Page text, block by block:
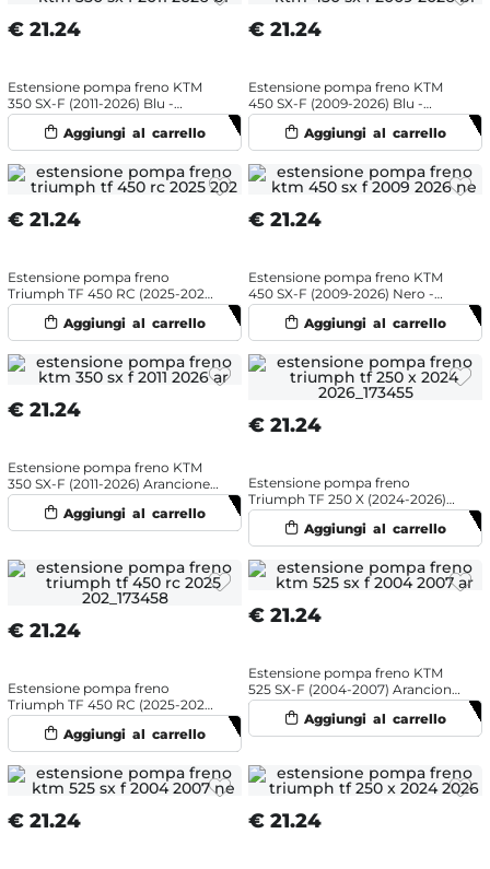
€ 21.24
Estensione pompa freno KTM
350 SX-F (2011-2026) Blu -
NRTeam
€ 21.24
Estensione pompa freno KTM
450 SX-F (2009-2026) Blu -
NRTeam
€ 21.24
Estensione pompa freno
Triumph TF 450 RC (2025-2026)
Arancione - NRTeam
€ 21.24
Estensione pompa freno KTM
450 SX-F (2009-2026) Nero -
NRTeam
€ 21.24
Estensione pompa freno KTM
350 SX-F (2011-2026) Arancione -
NRTeam
€ 21.24
Estensione pompa freno
Triumph TF 250 X (2024-2026)
Blu - NRTeam
€ 21.24
Estensione pompa freno
Triumph TF 450 RC (2025-2026)
Blu - NRTeam
€ 21.24
Estensione pompa freno KTM
525 SX-F (2004-2007) Arancione
- NRTeam
€ 21.24 € 21.24